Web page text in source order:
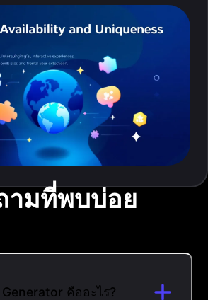
ามที่พบบ่อย
คืออะไร?